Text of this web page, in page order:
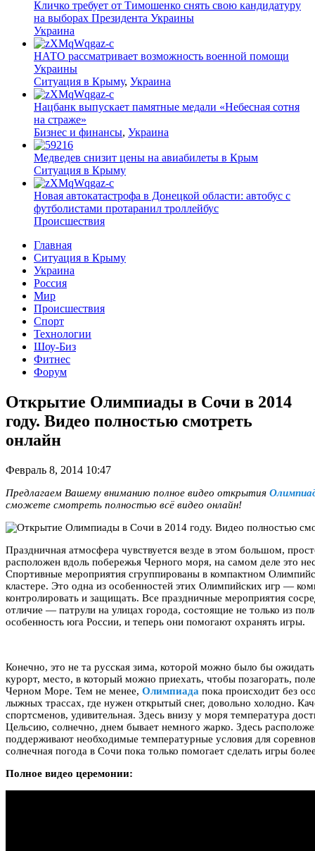
Кличко требует от Тимошенко снять свою кандидатуру
на выборах Президента Украины
Украина
НАТО рассматривает возможность военной помощи
Украины
Ситуация в Крыму, Украина
Нацбанк выпускает памятные медали «Небесная сотня
на страже»
Бизнес и финансы, Украина
Медведев снизит цены на авиабилеты в Крым
Ситуация в Крыму
Новая автокатастрофа в Донецкой области: автобус с
футболистами протаранил троллейбус
Происшествия
Главная
Ситуация в Крыму
Украина
Россия
Мир
Происшествия
Спорт
Технологии
Шоу-Биз
Фитнес
Форум
Открытие Олимпиады в Сочи в 2014
году. Видео полностью смотреть
онлайн
Февраль 8, 2014 10:47
Предлагаем Вашему вниманию полное видео открытия
сможете смотреть полностью всё видео онлайн!
Праздничная атмосфера чувствуется везде в этом большом,
расположен вдоль побережья Черного моря, на самом деле это
Спортивные мероприятия сгруппированы в компактном
кластере. Это одна из особенностей этих Олимпийских игр —
контролировать и защищать. Все праздничные мероприятия
отличие — патрули на улицах города, состоящие не только из
особенность юга России, и теперь они помогают охранять игры.
Конечно, это не та русская зима, которой можно было бы
курорт, место, в который можно приехать, чтобы позагорать,
Черном Море. Тем не менее, Олимпиада пока происходит без
лыжных трассах, где нужен открытый снег, довольно холодно.
спортсменов, удивительная. Здесь внизу у моря температура
Цельсию, солнечно, днем бывает немного жарко. Здесь
поддерживают необходимые температурные условия для
солнечная погода в Сочи пока только помогает сделать игры
Полное видео церемонии: